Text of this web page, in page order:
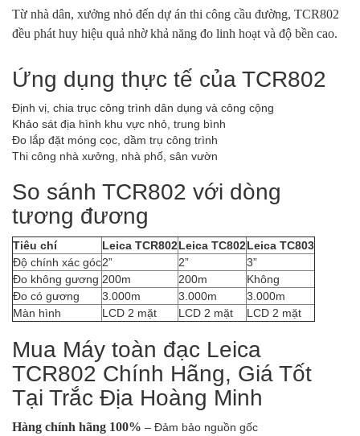
Từ nhà dân, xưởng nhỏ đến dự án thi công cầu đường, TCR802
đều phát huy hiệu quả nhờ khả năng đo linh hoạt và độ bền cao.
Ứng dụng thực tế của TCR802
Định vị, chia trục công trình dân dụng và công cộng
Khảo sát địa hình khu vực nhỏ, trung bình
Đo lắp đặt móng cọc, dầm trụ công trình
Thi công nhà xưởng, nhà phố, sân vườn
So sánh TCR802 với dòng
tương đương
Tiêu chí Leica TCR802Leica TC802Leica TC803
Độ chính xác góc2” 2”
3”
Đo không gương 200m 200m
Không
Đo có gương
3.000m 3.000m
3.000m
Màn hình
LCD 2 mặt LCD 2 mặt LCD 2 mặt
Mua Máy toàn đạc Leica
TCR802 Chính Hãng, Giá Tốt
Tại Trắc Địa Hoàng Minh
Hàng chính hãng 100% – Đảm bảo nguồn gốc